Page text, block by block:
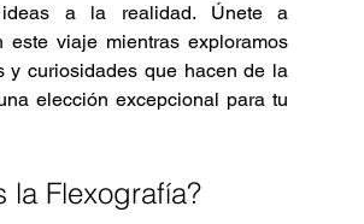
a la realidad. Únete a
este viaje mientras exploramos
y curiosidades que hacen de la
elección excepcional para tu
la Flexografía?